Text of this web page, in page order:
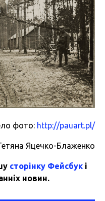
фото: http://pauart.pl/
Яцечко-Блаженко
сторінку Фейсбук і
новин.